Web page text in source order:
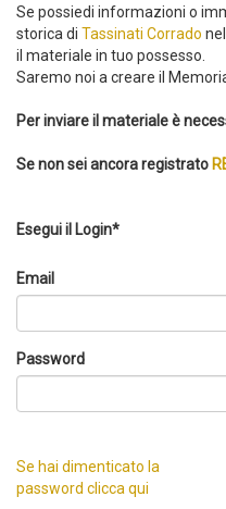
Se possiedi informazioni o
storica di Tassinati Corrado nel
il materiale in tuo possesso.
Saremo noi a creare il
Per inviare il materiale è
Se non sei ancora registrato
Esegui il Login*
Email
Password
Se hai dimenticato la
password clicca qui